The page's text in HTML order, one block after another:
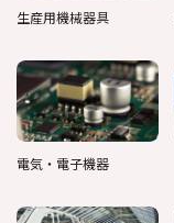
生産用機械器具
電気・電子機器